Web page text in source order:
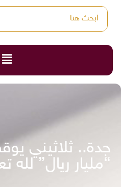
جدة.. ثلاثيني
“مليار ريال” لله